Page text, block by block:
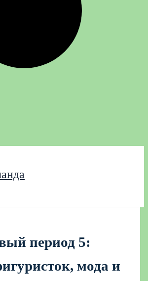
период 5:
мода и